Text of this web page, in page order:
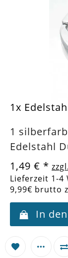
1x
1
Edelstahl
1,49 € *
Lieferzeit 1-
9,99€ brutto
In